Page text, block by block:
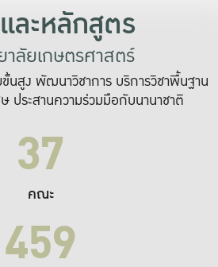
ละหลักสูตร
ลัยเกษตรศาสตร์
สูง พัฒนาวิชาการ บริการวิชาพื้นฐาน
ประสานความร่วมมือกับนานาชาติ
37
คณะ
459